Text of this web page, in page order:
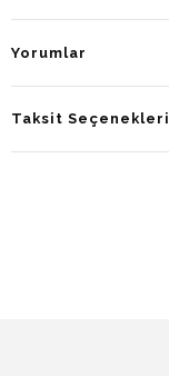
Yorumlar
Taksit Seçenekleri